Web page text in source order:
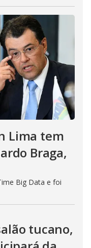
Lima tem
Braga,
Big Data e foi
tucano,